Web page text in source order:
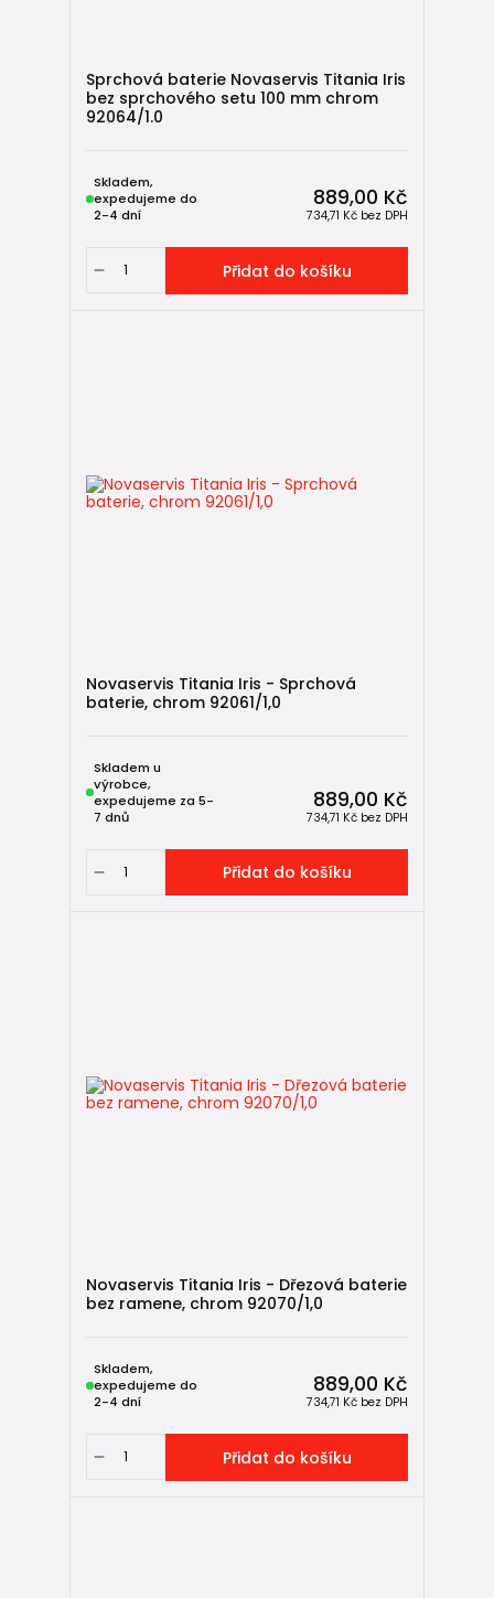
Sprchová baterie Novaservis Titania Iris
bez sprchového setu 100 mm chrom
92064/1.0
889,00 Kč
734,71 Kč bez DPH
Skladem,
expedujeme do
2-4 dní
Přidat do košíku
Novaservis Titania Iris - Sprchová
baterie, chrom 92061/1,0
889,00 Kč
734,71 Kč bez DPH
Skladem u
výrobce,
expedujeme za 5-
7 dnů
Přidat do košíku
Novaservis Titania Iris - Dřezová baterie
bez ramene, chrom 92070/1,0
889,00 Kč
734,71 Kč bez DPH
Skladem,
expedujeme do
2-4 dní
Přidat do košíku